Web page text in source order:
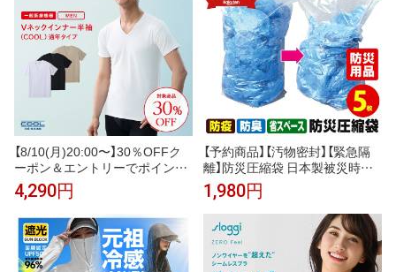
【8/10(月)20:00〜】30％OFFク
ーポン＆エントリーでポイント
10倍！ リカバリーウェア ReD
半袖 Vネック インナー(COOL)
通年タイプ メンズ 男性 夏 夏用
血行促進 疲労回復 誕生日 下着
薄手 プレゼント ギフト 一般医
療機器 大きいサイズ レッド公式
4,290円
【予約商品】【汚物密封】【緊急隔
離】防災圧縮袋 日本製被災時、
緊急時の汚物・廃棄物・生ゴミ
を圧縮！廃棄までの10日間に耐
える！防災圧縮袋 5枚入【安心の
日本製】
1,980円